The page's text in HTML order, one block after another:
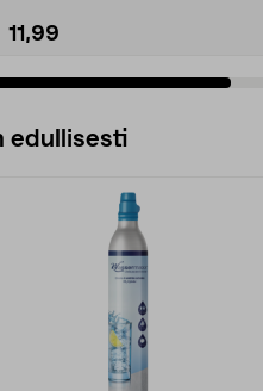
11,99
edullisesti